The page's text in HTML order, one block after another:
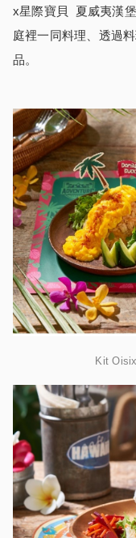
x星際寶貝 夏威夷漢
庭裡一同料理、透過
品。
Kit